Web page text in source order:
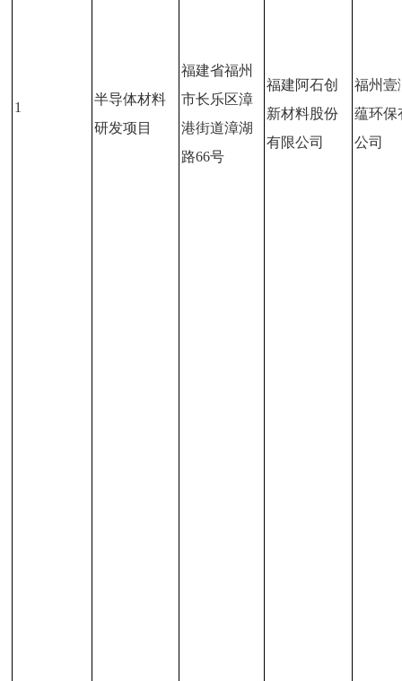
1
半导体材料
研发项目
福建省福州
市长乐区漳
港街道漳湖
路66号
福建阿石创
新材料股份
有限公司
福州壹
蕴环保
公司